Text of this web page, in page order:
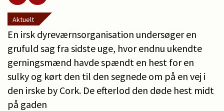
Aktuelt
En irsk dyreværnsorganisation undersøger en
grufuld sag fra sidste uge, hvor endnu ukendte
gerningsmænd havde spændt en hest for en
sulky og kørt den til den segnede om på en vej i
den irske by Cork. De efterlod den døde hest midt
på gaden